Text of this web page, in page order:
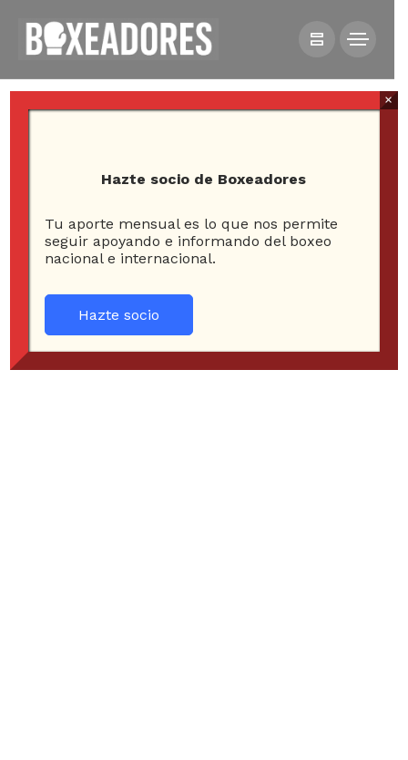
HOME
NOTICIAS
JUSTIN TRUDEAU Y EL BOXEO, LA PASIÓN DEPORTIVA
DEL LÍDER MUNDIAL DE MODA
Hazte socio de Boxeadores
Tu aporte mensual es lo que nos permite
seguir apoyando e informando del boxeo
nacional e internacional.
Hazte socio
×